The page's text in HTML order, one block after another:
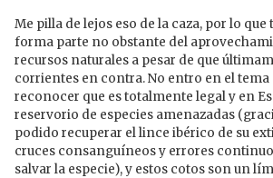
Me pilla de lejos eso de la caza, por lo
forma parte no obstante del
recursos naturales a pesar de que
corrientes en contra. No entro en el tema
reconocer que es totalmente legal y en
reservorio de especies amenazadas
podido recuperar el lince ibérico de su
cruces consanguíneos y errores
salvar la especie), y estos cotos son un